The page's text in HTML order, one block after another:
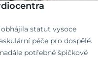
statut vysoce
péče pro dospělé.
potřebné špičkové